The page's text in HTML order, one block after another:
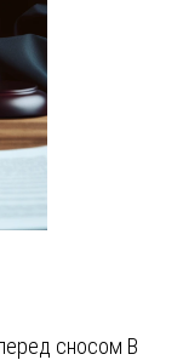
сносом В